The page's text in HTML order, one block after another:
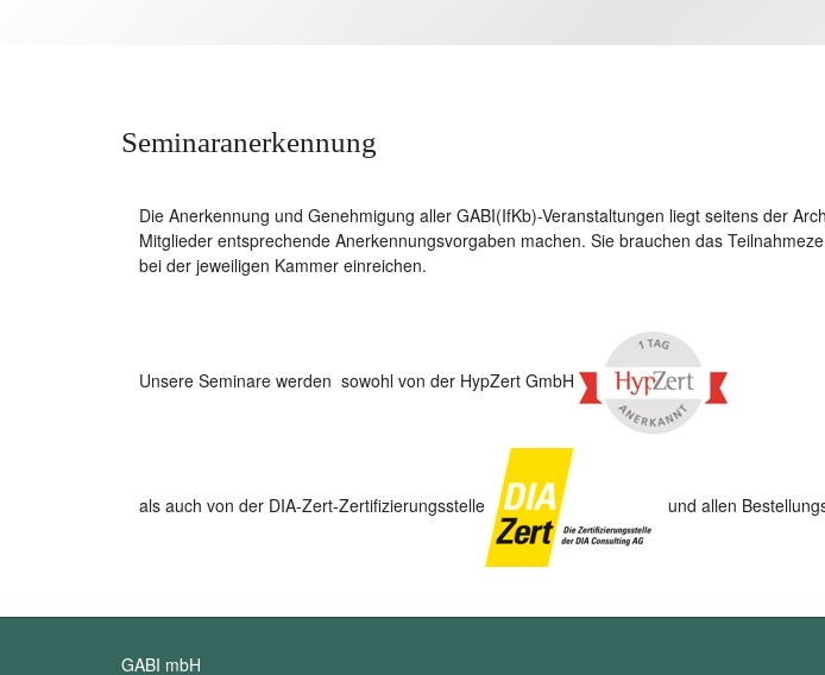
Seminaranerkennung
Die Anerkennung und Genehmigung aller GABI(IfKb)-Veranstaltungen liegt seitens der
Mitglieder entsprechende Anerkennungsvorgaben machen. Sie brauchen das
bei der jeweiligen Kammer einreichen.
Unsere Seminare werden sowohl von der HypZert GmbH
als auch von der DIA-Zert-Zertifizierungsstelle und allen
GABI mbH